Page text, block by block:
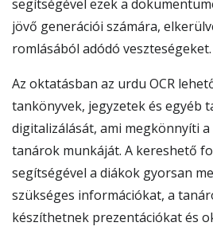
segítségével ezek a
jövő generációi számára,
romlásából adódó veszteségeket.
Az oktatásban az urdu OCR
tankönyvek, jegyzetek és egyéb
digitalizálását, ami megkönnyíti
tanárok munkáját. A kereshető
segítségével a diákok gyorsan
szükséges információkat, a
készíthetnek prezentációkat és